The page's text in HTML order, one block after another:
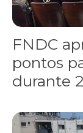
FNDC
pontos
durante
Gaza realiza